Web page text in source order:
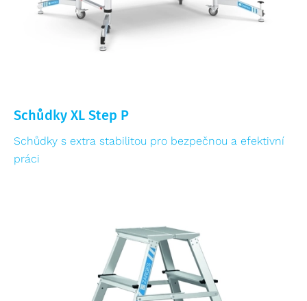
Schůdky XL Step P
Schůdky s extra stabilitou pro bezpečnou a efektivní
práci